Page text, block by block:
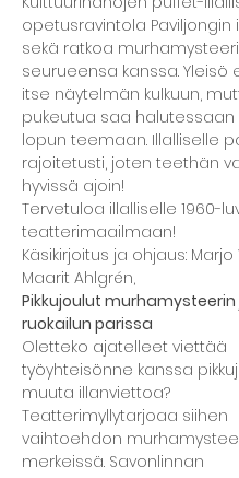
opetusravintola Paviljongin
sekä ratkoa
seurueensa kanssa. Yleisö
itse näytelmän kulkuun,
pukeutua saa halutessaan
lopun teemaan. Illalliselle
rajoitetusti, joten teethän
hyvissä ajoin!
Tervetuloa illalliselle 1960-
teatterimaailmaan!
Käsikirjoitus ja ohjaus:
Maarit Ahlgrén,
Pikkujoulut murhamysteerin
ruokailun parissa
Oletteko ajatelleet viettää
työyhteisönne kanssa
muuta illanviettoa?
Teatterimyllytarjoaa siihen
vaihtoehdon
merkeissä. Savonlinnan